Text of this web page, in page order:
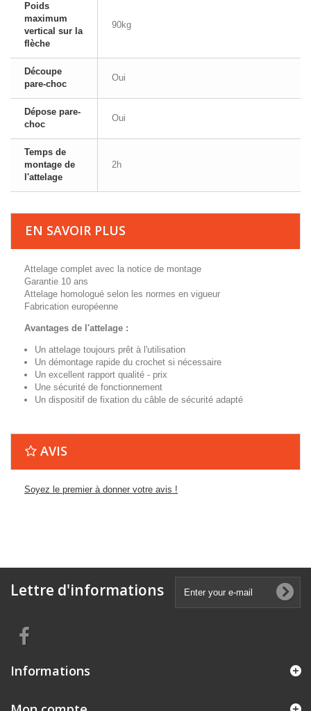
Poids
maximum
vertical sur la
flèche
90kg
Découpe
pare-choc
Oui
Dépose pare-
choc
Oui
Temps de
montage de
l'attelage
2h
EN SAVOIR PLUS
Attelage complet avec la notice de montage
Garantie 10 ans
Attelage homologué selon les normes en vigueur
Fabrication européenne
Avantages de l'attelage :
Un attelage toujours prêt à l'utilisation
Un démontage rapide du crochet si nécessaire
Un excellent rapport qualité - prix
Une sécurité de fonctionnement
Un dispositif de fixation du câble de sécurité adapté
AVIS
Soyez le premier à donner votre avis !
Lettre d'informations
Informations